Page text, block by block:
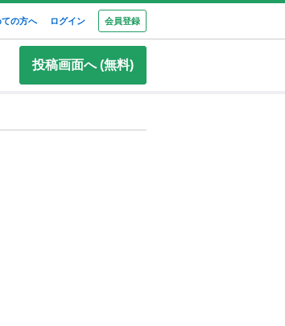
ての方へ ログイン 会員登録
投稿画面へ (無料)